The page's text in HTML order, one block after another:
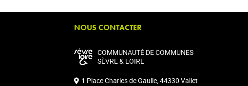
NOUS CONTACTER
COMMUNAUTÉ DE COMMUNES
SÈVRE & LOIRE
1 Place Charles de Gaulle, 44330 Vallet